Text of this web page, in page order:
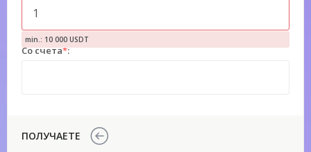
min.: 10 000 USDT
Со счета*:
ПОЛУЧАЕТЕ